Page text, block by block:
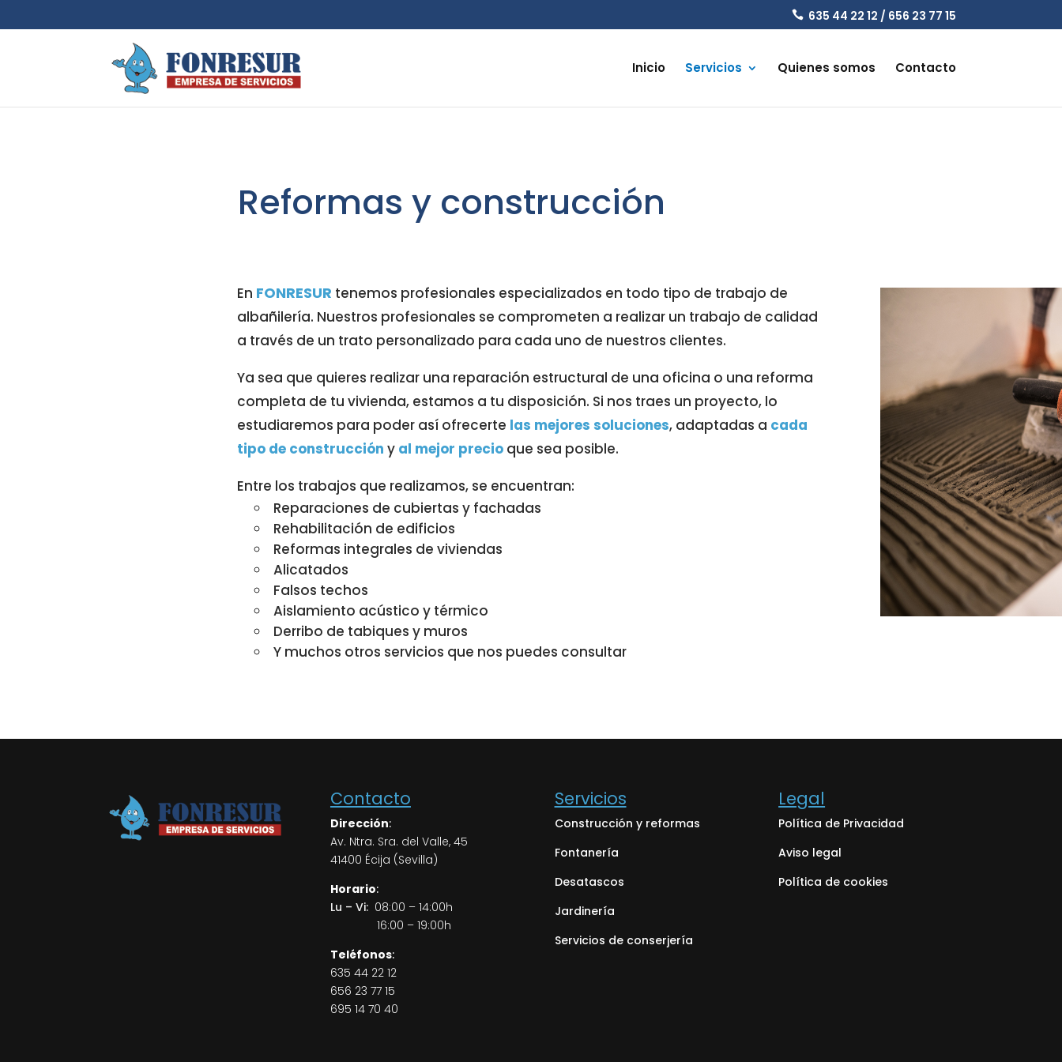
635 44 22 12 / 656 23 77 15
Inicio Servicios Quienes somos Contacto
Reformas y construcción
En FONRESUR tenemos profesionales especializados en todo tipo de trabajo de
albañilería. Nuestros profesionales se comprometen a realizar un trabajo de calidad
a través de un trato personalizado para cada uno de nuestros clientes.
Ya sea que quieres realizar una reparación estructural de una oficina o una reforma
completa de tu vivienda, estamos a tu disposición. Si nos traes un proyecto, lo
estudiaremos para poder así ofrecerte las mejores soluciones, adaptadas a cada
tipo de construcción y al mejor precio que sea posible.
Entre los trabajos que realizamos, se encuentran:
Reparaciones de cubiertas y fachadas
Rehabilitación de edificios
Reformas integrales de viviendas
Alicatados
Falsos techos
Aislamiento acústico y térmico
Derribo de tabiques y muros
Y muchos otros servicios que nos puedes consultar
Contacto
Dirección:
Av. Ntra. Sra. del Valle, 45
41400 Écija (Sevilla)
Horario:
Lu – Vi: 08:00 – 14:00h
16:00 – 19:00h
Teléfonos:
635 44 22 12
656 23 77 15
695 14 70 40
Servicios
Construcción y reformas
Fontanería
Desatascos
Jardinería
Servicios de conserjería
Legal
Política de Privacidad
Aviso legal
Política de cookies